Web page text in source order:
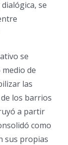
se
se
de
las
los barrios
a partir
como
sus propias